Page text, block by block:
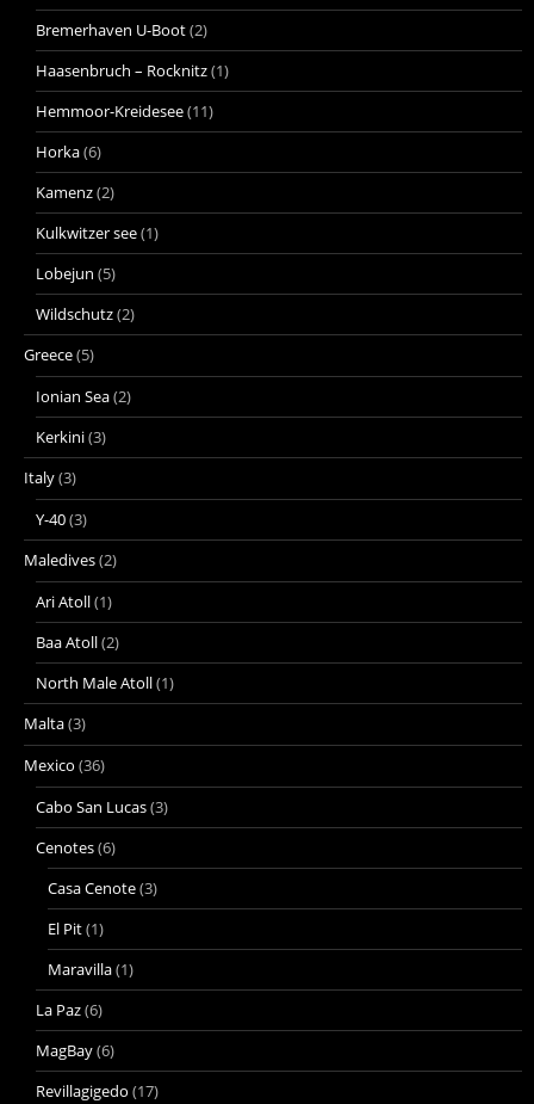
Bremerhaven U-Boot(2)
Haasenbruch – Rocknitz(1)
Hemmoor-Kreidesee(11)
Horka(6)
Kamenz(2)
Kulkwitzer see(1)
Lobejun (5)
Wildschutz(2)
Greece(5)
Ionian Sea(2)
Kerkini(3)
Italy(3)
Y-40(3)
Maledives(2)
Ari Atoll(1)
Baa Atoll(2)
North Male Atoll(1)
Malta(3)
Mexico (36)
Cabo San Lucas(3)
Cenotes(6)
Casa Cenote(3)
El Pit(1)
Maravilla(1)
La Paz(6)
MagBay(6)
Revillagigedo (17)